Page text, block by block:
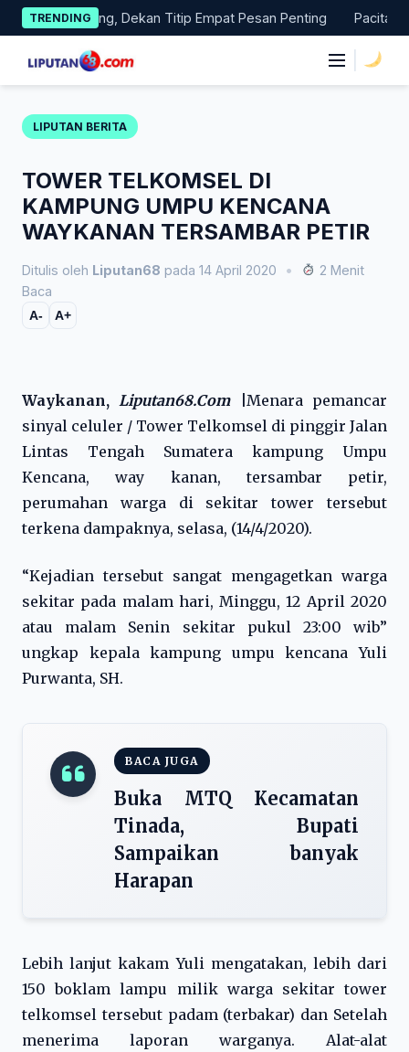
Skip
to
content
TRENDING
Magang, Dekan Titip Empat Pesan Penting Pacitan
LIPUTAN BERITA
TOWER TELKOMSEL DI
KAMPUNG UMPU KENCANA
WAYKANAN TERSAMBAR PETIR
Ditulis oleh Liputan68 pada 14 April 2020 •
2 Menit
Baca
A- A+
Waykanan,Liputan68.Com| Menara pemancar
sinyal celuler / Tower Telkomsel di pinggir Jalan
Lintas Tengah Sumatera kampung Umpu
Kencana, way kanan, tersambar petir,
perumahan warga di sekitar tower tersebut
terkena dampaknya, selasa, (14/4/2020).
“Kejadian tersebut sangat mengagetkan warga
sekitar pada malam hari, Minggu, 12 April 2020
atau malam Senin sekitar pukul 23:00 wib”
ungkap kepala kampung umpu kencana Yuli
Purwanta, SH.
BACA JUGA
Buka MTQ Kecamatan
Tinada, Bupati
Sampaikan banyak
Harapan
Lebih lanjut kakam Yuli mengatakan, lebih dari
150 boklam lampu milik warga sekitar tower
telkomsel tersebut padam (terbakar) dan Setelah
menerima laporan warganya. Alat-alat